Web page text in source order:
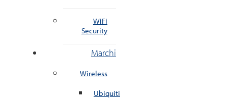
WiFi
Security
Marchi
Wireless
Ubiquiti